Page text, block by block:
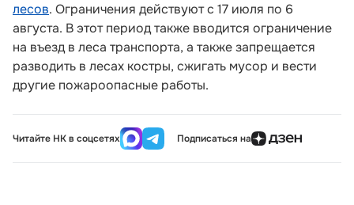
лесов. Ограничения действуют с 17 июля по 6
августа. В этот период также вводится ограничение
на въезд в леса транспорта, а также запрещается
разводить в лесах костры, сжигать мусор и вести
другие пожароопасные работы.
Читайте НК в соцсетях Подписаться на